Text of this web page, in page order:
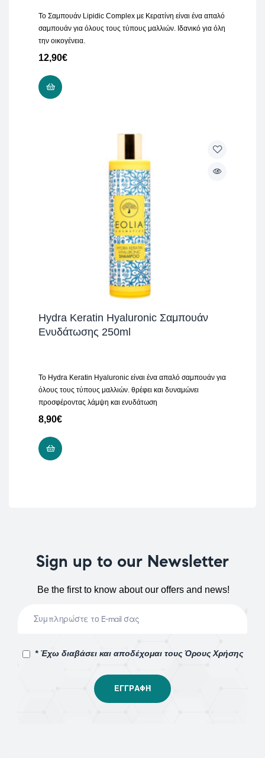
Το Σαμπουάν Lipidic Complex με Κερατίνη είναι ένα απαλό
σαμπουάν για όλους τους τύπους μαλλιών. Ιδανικό για όλη
την οικογένεια.
12,90€
Hydra Keratin Hyaluronic Σαμπουάν
Ενυδάτωσης 250ml
Το Hydra Keratin Hyaluronic είναι ένα απαλό σαμπουάν για
όλους τους τύπους μαλλιών. θρέφει και δυναμώνει
προσφέροντας λάμψη και ενυδάτωση
8,90€
Sign up to our Newsletter
Be the first to know about our offers and news!
* Έχω διαβάσει και αποδέχομαι τους Όρους Χρήσης